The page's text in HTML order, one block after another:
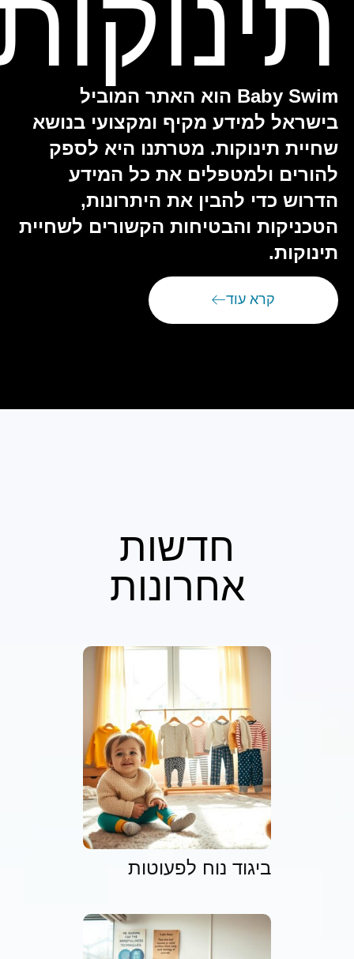
תינוקות
Baby Swim הוא האתר המוביל
בישראל למידע מקיף ומקצועי בנושא
שחיית תינוקות. מטרתנו היא לספק
להורים ולמטפלים את כל המידע
הדרוש כדי להבין את היתרונות,
הטכניקות והבטיחות הקשורים לשחיית
תינוקות.
קרא עוד
חדשות
אחרונות
ביגוד נוח לפעוטות